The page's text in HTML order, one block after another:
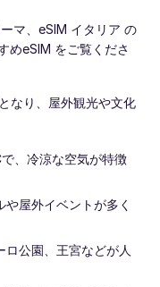
マ、eSIM イタリア の
めeSIM をご覧くださ
なり、屋外観光や文化
、冷涼な空気が特徴
屋外イベントが多く
ロ公園、王宮などが人